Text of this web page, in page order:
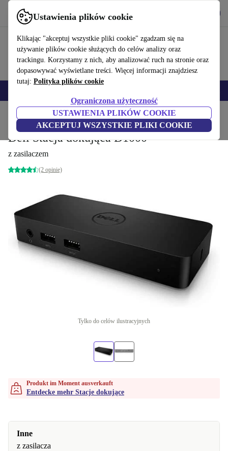
Ustawienia plików cookie
Klikając "akceptuj wszystkie pliki cookie" zgadzam się na
używanie plików cookie służących do celów analizy oraz
trackingu. Korzystamy z nich, aby analizować ruch na stronie oraz
dopasowywać wyświetlane treści. Więcej informacji znajdziesz
tutaj: Polityka plików cookie
Ograniczona użyteczność
USTAWIENIA PLIKÓW COOKIE
AKCEPTUJ WSZYSTKIE PLIKI COOKIE
Korzystaj z refurbed szybko i łatwo
Produkty Akcesoria komputerowe Stacje dokujące
Dell Stacja dokująca D1000
z zasilaczem
(2 opinie)
Tylko do celów ilustracyjnych
Produkt im Moment ausverkauft
Entdecke mehr Stacje dokujące
Inne
z zasilacza